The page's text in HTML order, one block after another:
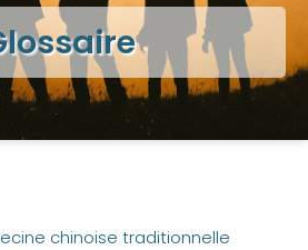
chinoise traditionnelle